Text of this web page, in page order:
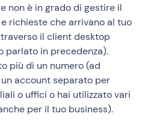
non è in grado di gestire il
richieste che arrivano al tuo
il client desktop
parlato in precedenza).
più di un numero (ad
account separato per
o uffici o hai utilizzato vari
per il tuo business).